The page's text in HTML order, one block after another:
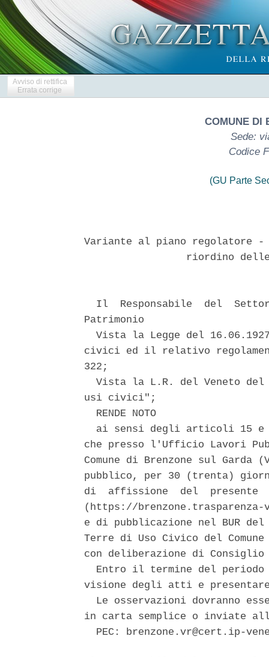
Avviso di rettifica
Errata corrige
COMUNE DI
Sede:
Codice
(GU Parte
Variante al piano
riordino
Il  Responsabile  del
Patrimonio
Vista la Legge del
civici ed il relativo
322;
Vista la L.R. del Veneto
usi civici";
  RENDE NOTO
ai sensi degli articoli 15
che presso l'Ufficio Lavori
Comune di Brenzone sul
pubblico, per 30 (trenta)
di  affissione  del
(https://
e di pubblicazione nel BUR
Terre di Uso Civico del
con deliberazione di Consiglio
Entro il termine del
visione degli atti e
Le osservazioni dovranno
in carta semplice o inviate
PEC: brenzone.vr@cert.ip-